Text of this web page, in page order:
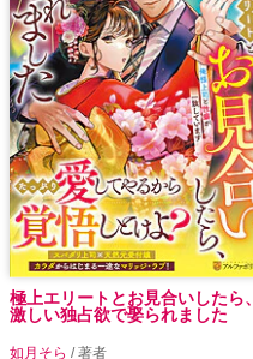
極上エリートとお見合いしたら、
激しい独占欲で娶られました
如月そら / 著者